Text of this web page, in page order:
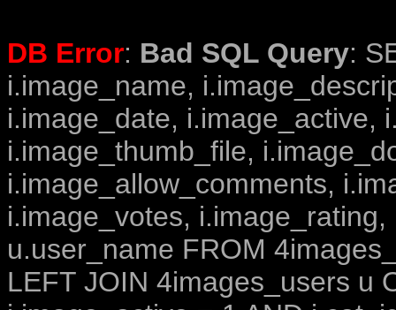
DB Error: Bad SQL Query:
i.image_name,
i.image_date, i.image_active,
i.image_thumb_file,
i.image_allow_comments,
i.image_votes,
u.user_name FROM
LEFT JOIN 4images_users u